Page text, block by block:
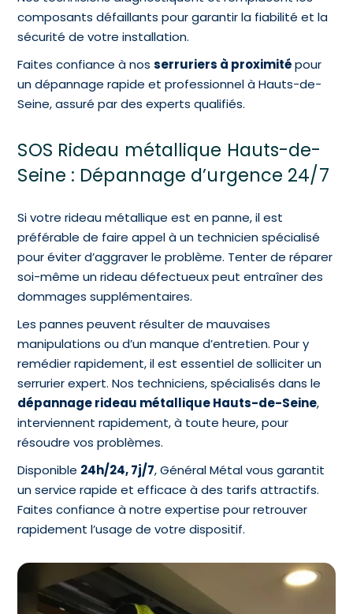
composants défaillants pour garantir la fiabilité et la
sécurité de votre installation.
Faites confiance à nosserruriers à proximitépour
un dépannage rapide et professionnel à Hauts-de-
Seine, assuré par des experts qualifiés.
SOS Rideau métallique Hauts-de-
Seine : Dépannage d’urgence 24/7
Si votre rideau métallique est en panne, il est
préférable de faire appel à un technicien spécialisé
pour éviter d’aggraver le problème. Tenter de réparer
soi-même un rideau défectueux peut entraîner des
dommages supplémentaires.
Les pannes peuvent résulter de mauvaises
manipulations ou d’un manque d’entretien. Pour y
remédier rapidement, il est essentiel de solliciter un
serrurier expert. Nos techniciens, spécialisés dans le
dépannage rideau métallique Hauts-de-Seine,
interviennent rapidement, à toute heure, pour
résoudre vos problèmes.
Disponible 24h/24, 7j/7, Général Métal vous garantit
un service rapide et efficace à des tarifs attractifs.
Faites confiance à notre expertise pour retrouver
rapidement l’usage de votre dispositif.